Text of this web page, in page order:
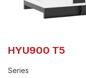
HYU900 T5
Series